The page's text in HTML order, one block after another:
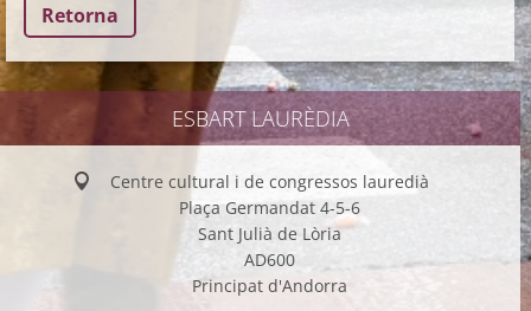
Retorna
ESBART LAURÈDIA
Centre cultural i de congressos lauredià
Plaça Germandat 4-5-6
Sant Julià de Lòria
AD600
Principat d'Andorra